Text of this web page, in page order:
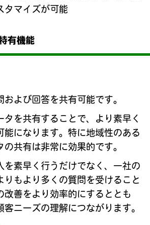
タマイズが可能
有機能
よび回答を共有可能です。
タを共有することで、より素早く
能になります。特に地域性のある
の共有は非常に効果的です。
を素早く行うだけでなく、一社の
りもより多くの質問を受けること
改善をより効率的にするととも
客ニーズの理解につながります。